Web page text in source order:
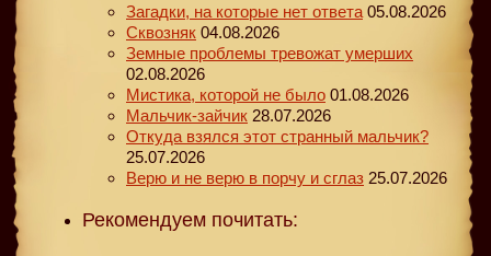
Загадки, на которые нет ответа 05.08.2026
Сквозняк 04.08.2026
Земные проблемы тревожат умерших
02.08.2026
Мистика, которой не было 01.08.2026
Мальчик-зайчик 28.07.2026
Откуда взялся этот странный мальчик?
25.07.2026
Верю и не верю в порчу и сглаз 25.07.2026
Рекомендуем почитать: